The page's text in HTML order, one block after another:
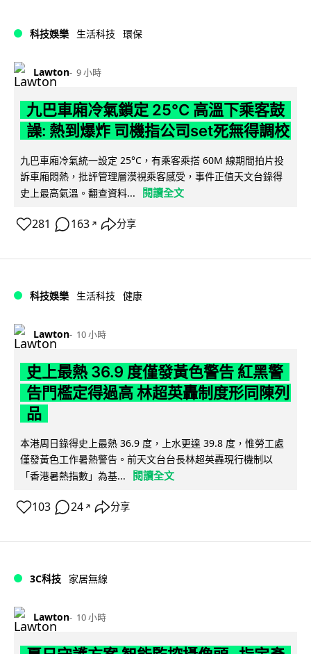
科技娛樂 生活科技 環保
Lawton 9 小時
九巴車廂冷氣鎖定 25°C 高溫下乘客鼓
譟: 熱到爆炸 司機指公司set死無得調校
九巴車廂冷氣統一設定 25°C，有乘客乘搭 60M 線期間拍片投
訴車廂悶熱，批評管理層漠視乘客感受，事件正值天文台錄得
史上最高氣溫。翻查資料...
閱讀全文
281 163 ↗ 分享
科技娛樂 生活科技 健康
Lawton 10 小時
史上最熱 36.9 度僅發黃色警告 紅黑警
告門檻定得過高 林超英轟制度形同陳列
品
本港周日錄得史上最熱 36.9 度，上水更達 39.8 度，惟勞工處
僅發黃色工作暑熱警告。前天文台台長林超英轟現行機制以
「香港暑熱指數」為基...
閱讀全文
103 24 ↗ 分享
3C科技 家居無線
Lawton 10 小時